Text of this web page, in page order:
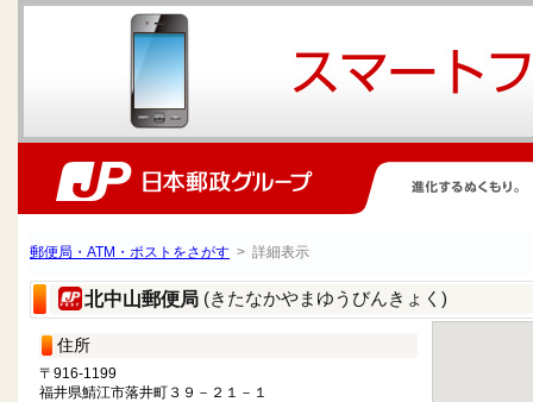
郵便局・ATM・ポストをさがす > 詳細表示
北中山郵便局 (きたなかやまゆうびんきょく)
住所
〒916-1199
福井県鯖江市落井町３９－２１－１